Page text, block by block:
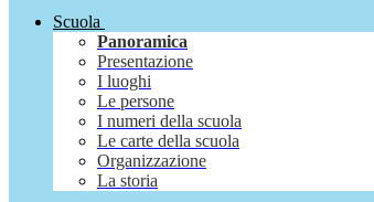
Scuola
Panoramica
Presentazione
I luoghi
Le persone
I numeri della scuola
Le carte della scuola
Organizzazione
La storia